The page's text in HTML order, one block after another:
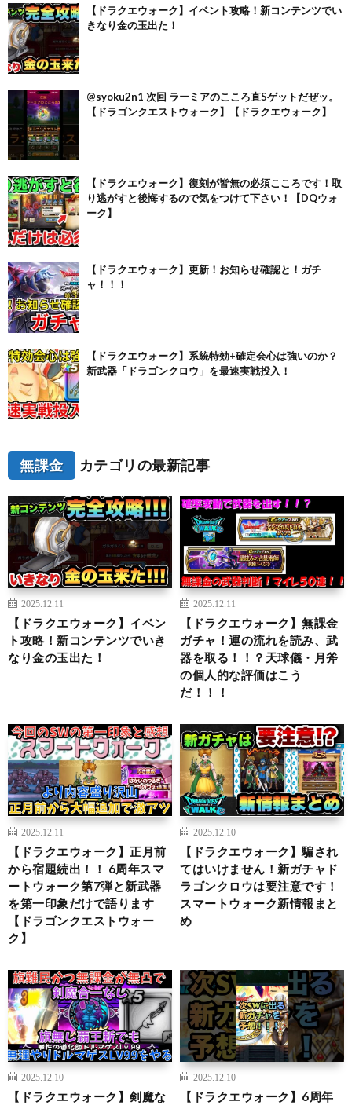
【ドラクエウォーク】イベント攻略！新コンテンツでい
きなり金の玉出た！
@syoku2n1 次回 ラーミアのこころ直Sゲットだぜッ。
【ドラゴンクエストウォーク】【ドラクエウォーク】
【ドラクエウォーク】復刻が皆無の必須こころです！取
り逃がすと後悔するので気をつけて下さい！【DQウォ
ーク】
【ドラクエウォーク】更新！お知らせ確認と！ガチ
ャ！！！
【ドラクエウォーク】系統特効+確定会心は強いのか？
新武器「ドラゴンクロウ」を最速実戦投入！
無課金 カテゴリの最新記事
2025.12.11
【ドラクエウォーク】イベン
ト攻略！新コンテンツでいき
なり金の玉出た！
2025.12.11
【ドラクエウォーク】無課金
ガチャ！運の流れを読み、武
器を取る！！？天球儀・月斧
の個人的な評価はこう
だ！！！
2025.12.11
【ドラクエウォーク】正月前
から宿題続出！！ 6周年スマ
ートウォーク第7弾と新武器
を第一印象だけで語ります
【ドラゴンクエストウォー
ク】
2025.12.10
【ドラクエウォーク】騙され
てはいけません！新ガチャド
ラゴンクロウは要注意です！
スマートウォーク新情報まと
め
2025.12.10
【ドラクエウォーク】剣魔な
2025.12.10
【ドラクエウォーク】6周年